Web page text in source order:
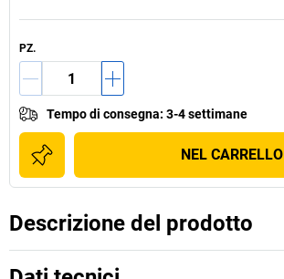
PZ.
Tempo di consegna: 3-4 settimane
NEL CARRELLO
Descrizione del prodotto